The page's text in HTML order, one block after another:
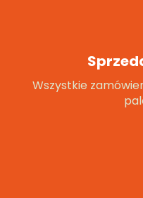
Wszystkie